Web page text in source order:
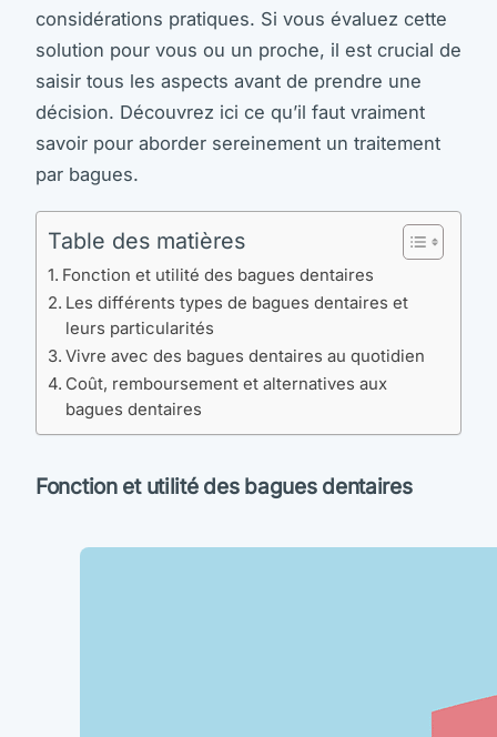
considérations pratiques. Si vous évaluez cette
solution pour vous ou un proche, il est crucial de
saisir tous les aspects avant de prendre une
décision. Découvrez ici ce qu’il faut vraiment
savoir pour aborder sereinement un traitement
par bagues.
Table des matières
Fonction et utilité des bagues dentaires
Les différents types de bagues dentaires et
leurs particularités
Vivre avec des bagues dentaires au quotidien
Coût, remboursement et alternatives aux
bagues dentaires
Fonction et utilité des bagues dentaires